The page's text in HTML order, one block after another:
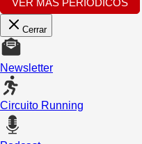
VER MÁS PERIÓDICOS
Cerrar
Newsletter
Circuito Running